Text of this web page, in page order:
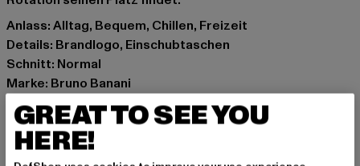
Anlass: Alltag, Bequem, Chillen, Freizeit
Details: Brandlogo, Einschubtaschen
Schnitt: Normal
Marke: Bruno Banani
Kat.: Shorts - Sweat
Farbe: schwarz
Hersteller Farbe: black
Materialzusammensetzung: 60% Baumwolle, 40%
GREAT TO SEE YOU
HERE!